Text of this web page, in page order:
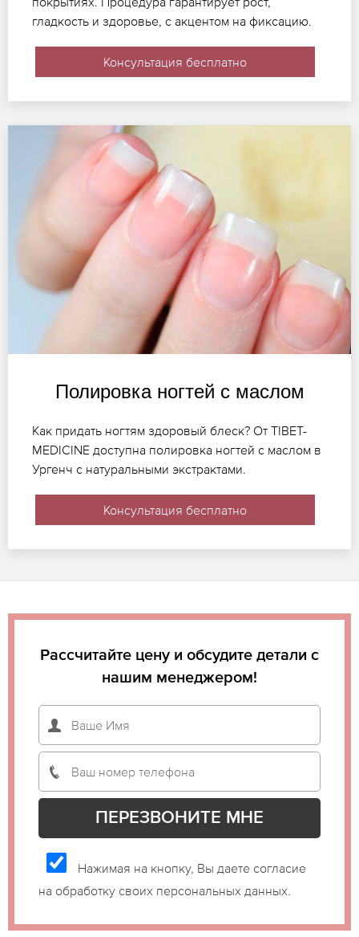
гладкость и здоровье, с акцентом на фиксацию.
Консультация бесплатно
Полировка ногтей с маслом
Как придать ногтям здоровый блеск? От TIBET-
MEDICINE доступна полировка ногтей с маслом в
Ургенч с натуральными экстрактами.
Консультация бесплатно
Рассчитайте цену и обсудите детали с
нашим менеджером!
Нажимая на кнопку, Вы даете согласие
на обработку своих персональных данных.